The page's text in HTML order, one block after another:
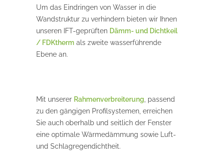
Um das Eindringen von Wasser in die
Wandstruktur zu verhindern bieten wir Ihnen
unseren IFT-geprüften Dämm- und Dichtkeil
/ FDKtherm als zweite wasserführende
Ebene an.
Mit unserer Rahmenverbreiterung , passend
zu den gängigen Profilsystemen, erreichen
Sie auch oberhalb und seitlich der Fenster
eine optimale Wärmedämmung sowie Luft-
und Schlagregendichtheit.